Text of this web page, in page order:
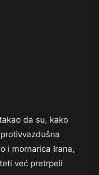
da su, kako
i mornarica Irana,
već pretrpeli